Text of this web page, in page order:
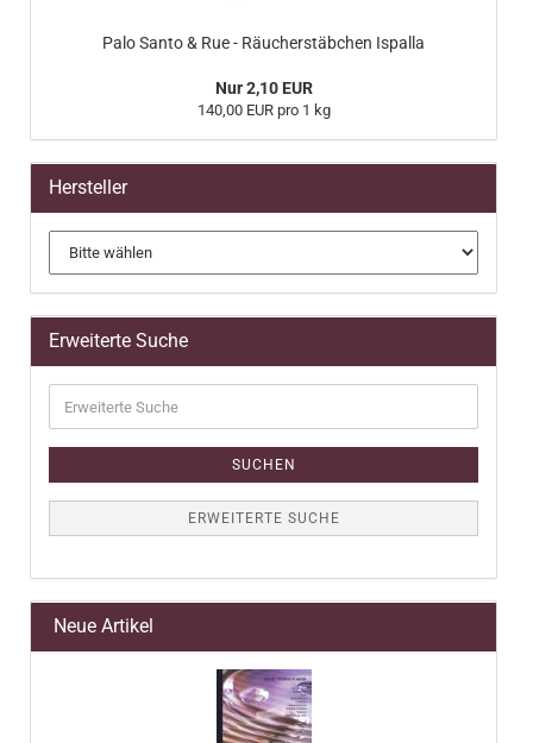
Palo Santo & Rue - Räucherstäbchen Ispalla
Nur 2,10 EUR
140,00 EUR pro 1 kg
Hersteller
Erweiterte Suche
Suche
SUCHEN
ERWEITERTE SUCHE
Neue Artikel